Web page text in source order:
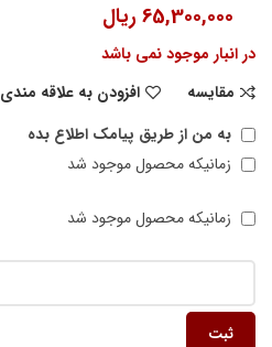
65,300,000 ریال
در انبار موجود نمی باشد
مقایسه
افزودن به علاقه مندی
به من از طریق پیامک اطلاع بده
زمانیکه محصول موجود شد
زمانیکه محصول موجود شد
ثبت